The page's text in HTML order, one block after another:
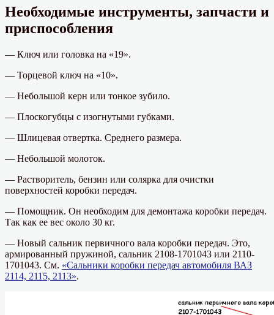
Необходимые инструменты, запчасти и
приспособления
— Ключ или головка на «19».
— Торцевой ключ на «10».
— Небольшой керн или тонкое зубило.
— Плоскогубцы с изогнутыми губками.
— Шлицевая отвертка. Среднего размера.
— Небольшой молоток.
— Растворитель, бензин или солярка для очистки
поверхностей коробки передач.
— Помощник. Он необходим для демонтажа коробки передач.
Так как ее вес около 30 кг.
— Новый сальник первичного вала коробки передач. Это,
армированный пружиной, сальник 2108-1701043 или 2110-
1701043. См. «Сальники коробки передач автомобиля ВАЗ
2114, 2115, 2113».